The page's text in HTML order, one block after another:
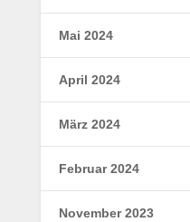
Mai 2024
April 2024
März 2024
Februar 2024
November 2023